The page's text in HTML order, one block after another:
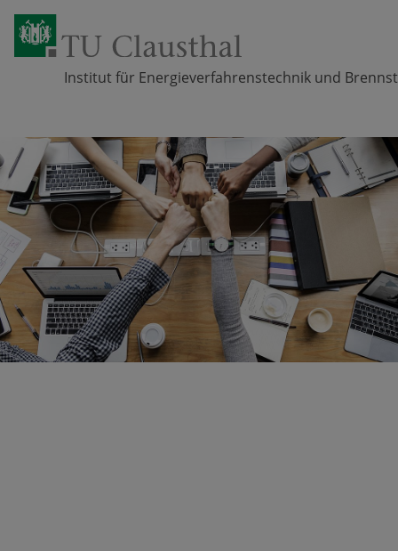
Zum Inhalt springen
Institut für Energieverfahrenstechnik und